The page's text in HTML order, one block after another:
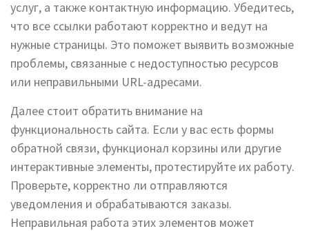
услуг, а также контактную информацию. Убедитесь,
что все ссылки работают корректно и ведут на
нужные страницы. Это поможет выявить возможные
проблемы, связанные с недоступностью ресурсов
или неправильными URL-адресами.
Далее стоит обратить внимание на
функциональность сайта. Если у вас есть формы
обратной связи, функционал корзины или другие
интерактивные элементы, протестируйте их работу.
Проверьте, корректно ли отправляются
уведомления и обрабатываются заказы.
Неправильная работа этих элементов может